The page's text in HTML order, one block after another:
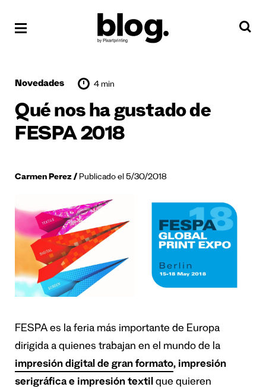
Novedades 4 min
Qué nos ha gustado de
FESPA 2018
Carmen Perez Publicado el 5/30/2018
FESPA es la feria más importante de Europa
dirigida a quienes trabajan en el mundo de la
impresión digital de gran formato, impresión
serigráfica e impresión textil que quieren